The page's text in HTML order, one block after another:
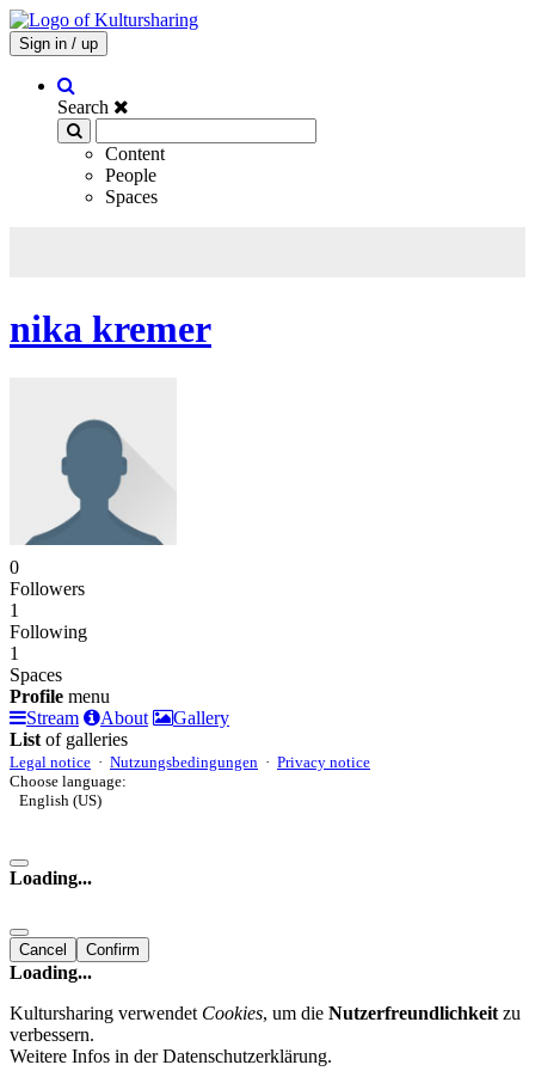
Sign in / up
Search
Content
People
Spaces
nika kremer
0
Followers
1
Following
1
Spaces
Profile menu
Stream
About
Gallery
List of galleries
Legal notice · Nutzungsbedingungen · Privacy notice
Choose language:
English (US)
Loading...
Cancel Confirm
Loading...
Kultursharing verwendet Cookies, um die Nutzerfreundlichkeit zu
verbessern.
Weitere Infos in der Datenschutzerklärung.